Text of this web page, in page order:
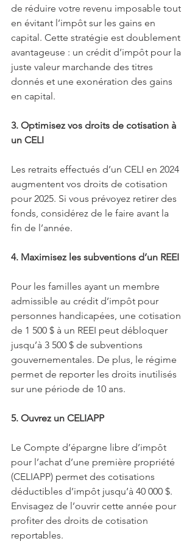
de réduire votre revenu imposable tout
en évitant l’impôt sur les gains en
capital. Cette stratégie est doublement
avantageuse : un crédit d’impôt pour la
juste valeur marchande des titres
donnés et une exonération des gains
en capital.
3. Optimisez vos droits de cotisation à
un CELI
Les retraits effectués d’un CELI en 2024
augmentent vos droits de cotisation
pour 2025. Si vous prévoyez retirer des
fonds, considérez de le faire avant la
fin de l’année.
4. Maximisez les subventions d’un REEI
Pour les familles ayant un membre
admissible au crédit d’impôt pour
personnes handicapées, une cotisation
de 1 500 $ à un REEI peut débloquer
jusqu’à 3 500 $ de subventions
gouvernementales. De plus, le régime
permet de reporter les droits inutilisés
sur une période de 10 ans.
5. Ouvrez un CELIAPP
Le Compte d’épargne libre d’impôt
pour l’achat d’une première propriété
(CELIAPP) permet des cotisations
déductibles d’impôt jusqu’à 40 000 $.
Envisagez de l’ouvrir cette année pour
profiter des droits de cotisation
reportables.